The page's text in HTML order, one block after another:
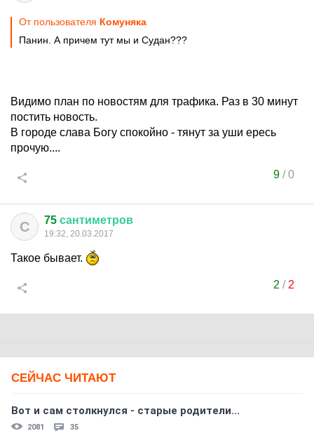
От пользователя Комуняка
Панин. А причем тут мы и Судан???
Видимо план по новостям для трафика. Раз в 30 минут
постить новость.
В городе слава Богу спокойно - тянут за уши ересь
прочую....
9/0
С 75 сантиметров
19:32, 20.03.2017
Такое бывает.
2 / 2
СЕЙЧАС ЧИТАЮТ
Вот и сам столкнулся - старые родители...
2081 35